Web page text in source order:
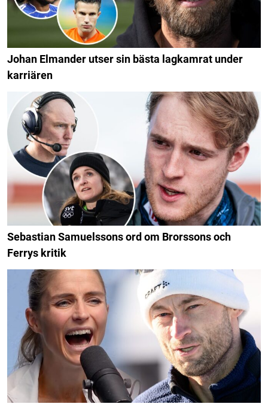
Johan Elmander utser sin bästa lagkamrat under
karriären
Sebastian Samuelssons ord om Brorssons och
Ferrys kritik